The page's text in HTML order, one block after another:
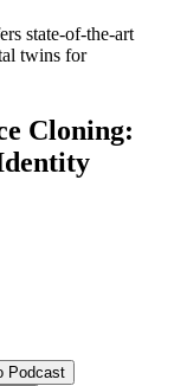
state-of-the-art
twins for
Cloning:
Podcast